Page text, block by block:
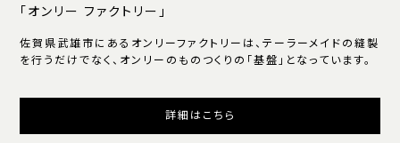
「オンリー ファクトリー」
佐賀県武雄市にあるオンリーファクトリーは、テーラーメイドの縫製
を行うだけでなく、オンリーのものつくりの「基盤」となっています。
詳細はこちら